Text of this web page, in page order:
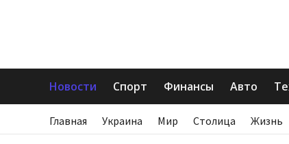
Новости Спорт Финансы Авто
Главная Украина Мир Столица Жизнь